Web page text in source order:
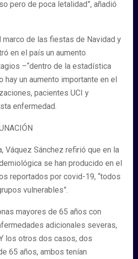
pero de poca letalidad”, añadió
marco de las fiestas de Navidad y
en el país un aumento
–“dentro de la estadística
hay un aumento importante en el
pacientes UCI y
enfermedad.
Váquez Sánchez refirió que en la
se han producido en el
reportados por covid-19, “todos
vulnerables”.
mayores de 65 años con
adicionales severas,
los otros dos casos, dos
65 años, ambos tenían